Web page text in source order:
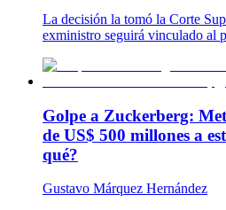
La decisión la tomó la Corte
exministro seguirá vinculado al
Golpe a Zuckerberg:
de US$ 500 millones a
qué?
Gustavo Márquez Hernández